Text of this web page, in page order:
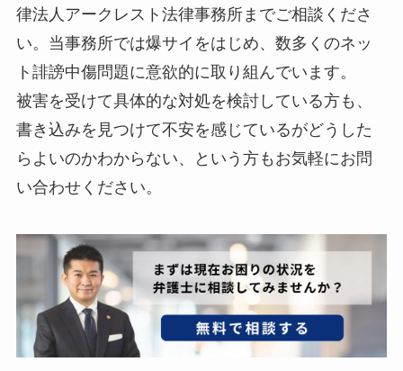
律法人アークレスト法律事務所までご相談くださ
い。当事務所では爆サイをはじめ、数多くのネッ
ト誹謗中傷問題に意欲的に取り組んでいます。
被害を受けて具体的な対処を検討している方も、
書き込みを見つけて不安を感じているがどうした
らよいのかわからない、という方もお気軽にお問
い合わせください。